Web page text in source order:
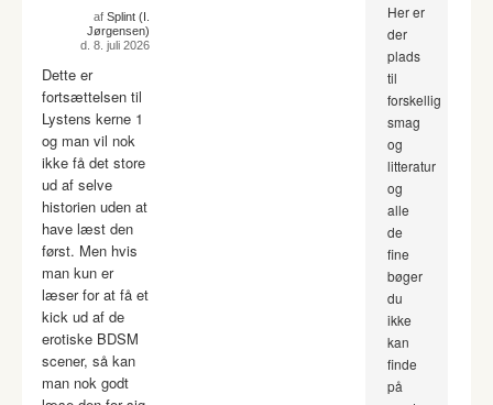
af Splint (I.
Jørgensen)
d. 8. juli 2026
Dette er
fortsættelsen til
Lystens kerne 1
og man vil nok
ikke få det store
ud af selve
historien uden at
have læst den
først. Men hvis
man kun er
læser for at få et
kick ud af de
erotiske BDSM
scener, så kan
man nok godt
Her er
der
plads
til
forskellig
smag
og
litteratur
og
alle
de
fine
bøger
du
ikke
kan
finde
på